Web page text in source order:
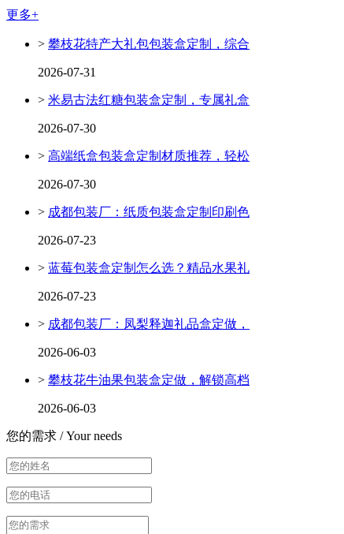
更多+
> 攀枝花特产大礼包包装盒定制，综合
2026-07-31
> 米易古法红糖包装盒定制，专属礼盒
2026-07-30
> 高端纸盒包装盒定制材质推荐，轻松
2026-07-30
> 成都包装厂：纸质包装盒定制印刷色
2026-07-23
> 蓝莓包装盒定制怎么选？精品水果礼
2026-07-23
> 成都包装厂：凤梨释迦礼品盒定做，
2026-06-03
> 攀枝花牛油果包装盒定做，解锁高档
2026-06-03
您的需求 /Your needs